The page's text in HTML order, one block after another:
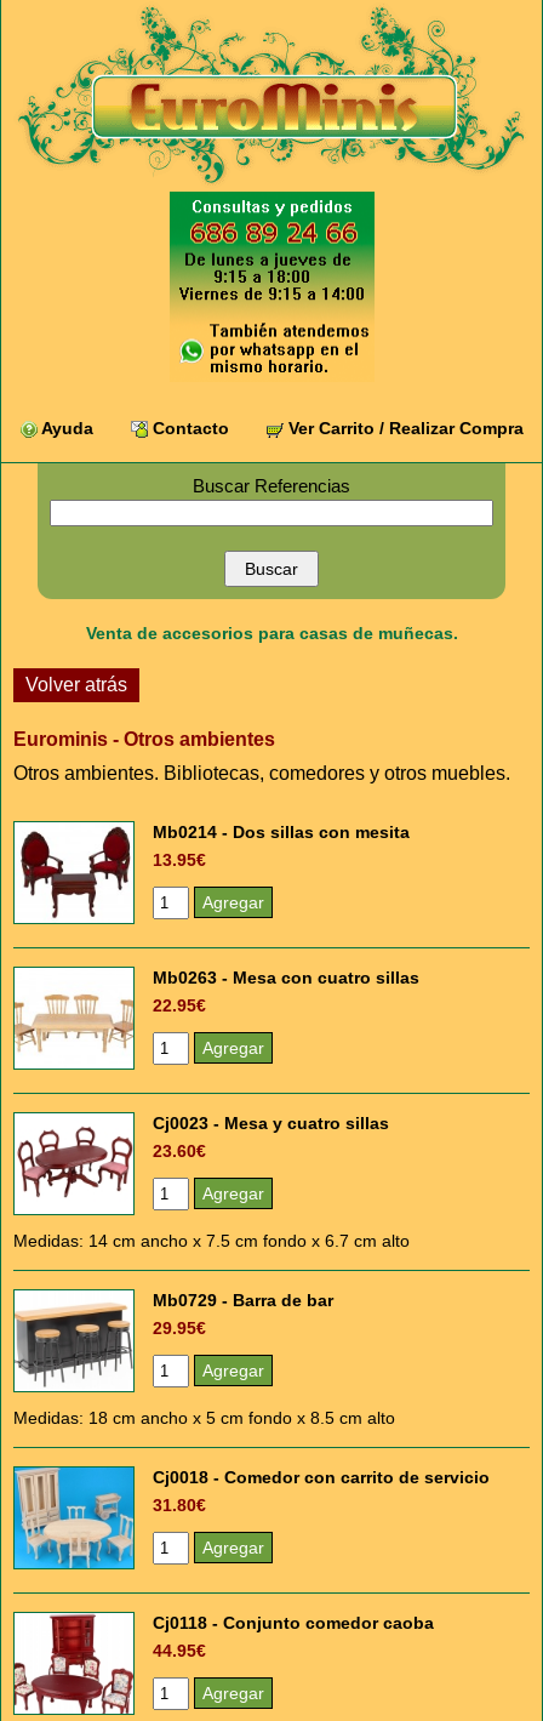
Ver Carrito / Realizar Compra
Contacto
Ayuda
Buscar Referencias
Venta de accesorios para casas de muñecas.
Volver atrás
Eurominis - Otros ambientes
Otros ambientes. Bibliotecas, comedores y otros muebles.
Mb0214 - Dos sillas con mesita
13.95€
Mb0263 - Mesa con cuatro sillas
22.95€
Cj0023 - Mesa y cuatro sillas
23.60€
Medidas: 14 cm ancho x 7.5 cm fondo x 6.7 cm alto
Mb0729 - Barra de bar
29.95€
Medidas: 18 cm ancho x 5 cm fondo x 8.5 cm alto
Cj0018 - Comedor con carrito de servicio
31.80€
Cj0118 - Conjunto comedor caoba
44.95€